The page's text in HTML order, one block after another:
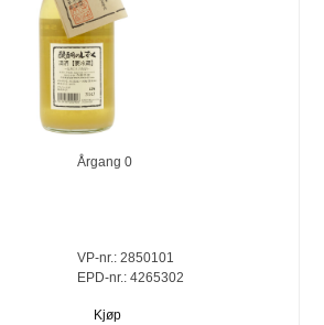
Årgang 0
VP-nr.: 2850101
EPD-nr.: 4265302
Kjøp